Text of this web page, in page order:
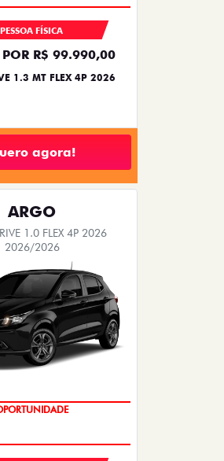
PESSOA FÍSICA
R$ 99.990,00
1.3 MT FLEX 4P 2026
agora!
ARGO
1.0 FLEX 4P 2026
2026/2026
DE 6 MIL REAIS